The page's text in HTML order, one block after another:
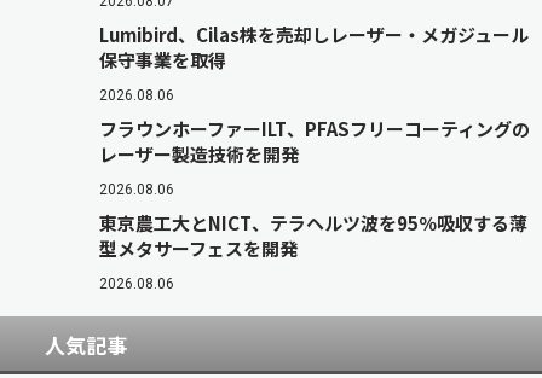
Lumibird、Cilas株を売却しレーザー・メガジュール
保守事業を取得
2026.08.06
フラウンホーファーILT、PFASフリーコーティングの
レーザー製造技術を開発
2026.08.06
東京農工大とNICT、テラヘルツ波を95％吸収する薄
型メタサーフェスを開発
2026.08.06
人気記事